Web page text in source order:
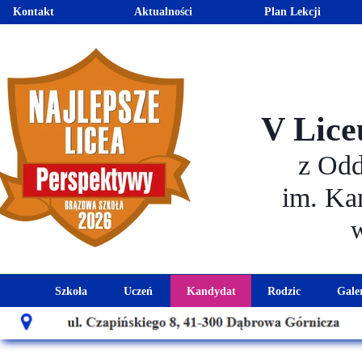
Rodzic
Harmonogram
Szkoła
Historia szkoły
Uczeń
Kalendarz roku szkolnego
Kandydat
Aktualności dla
V
z
im.
Plan Lekcji
Aktualności
Kontakt